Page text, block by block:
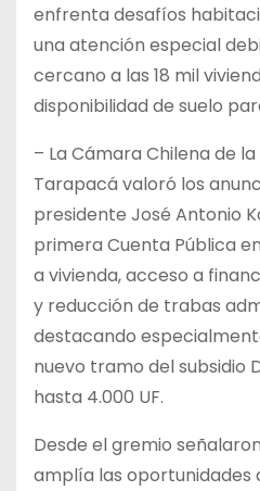
enfrenta desafíos
una atención especial
cercano a las 18 mil
disponibilidad de suelo
– La Cámara Chilena de
Tarapacá valoró los
presidente José Antonio
primera Cuenta Pública
a vivienda, acceso a
y reducción de trabas
destacando
nuevo tramo del subsidio
hasta 4.000 UF.
Desde el gremio
amplía las oportunidades